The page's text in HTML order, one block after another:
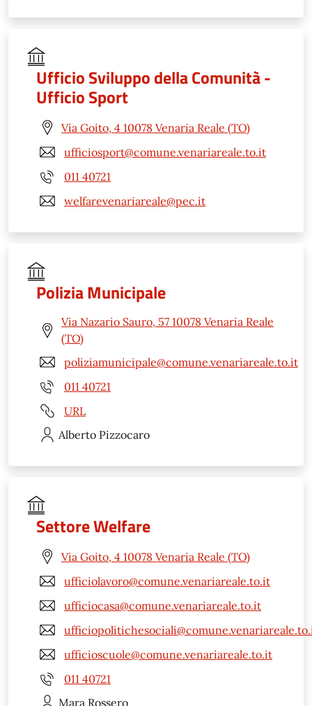
Ufficio Sviluppo della Comunità -
Ufficio Sport
Via Goito, 4 10078 Venaria Reale (TO)
ufficiosport@comune.venariareale.to.it
011 40721
welfarevenariareale@pec.it
Polizia Municipale
Via Nazario Sauro, 57 10078 Venaria Reale
(TO)
poliziamunicipale@comune.venariareale.to.it
011 40721
URL
Alberto Pizzocaro
Settore Welfare
Via Goito, 4 10078 Venaria Reale (TO)
ufficiolavoro@comune.venariareale.to.it
ufficiocasa@comune.venariareale.to.it
ufficioscuole@comune.venariareale.to.it
011 40721
Mara Rossero